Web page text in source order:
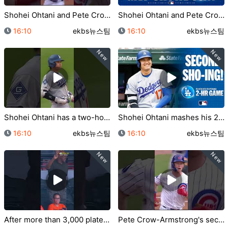
Shohei Ohtani and Pete Crow-Ar…
등록일
16:10 등록자
ekbs뉴스팀
Shohei Ohtani and Pete Crow-Ar…
등록일
16:10 등록자
ekbs뉴스팀
New
Shohei Ohtani has a two-homer …
등록일
16:10 등록자
ekbs뉴스팀
New
Shohei Ohtani mashes his 2nd h…
등록일
16:10 등록자
ekbs뉴스팀
New
After more than 3,000 plate ap…
New
Pete Crow-Armstrong's second h…